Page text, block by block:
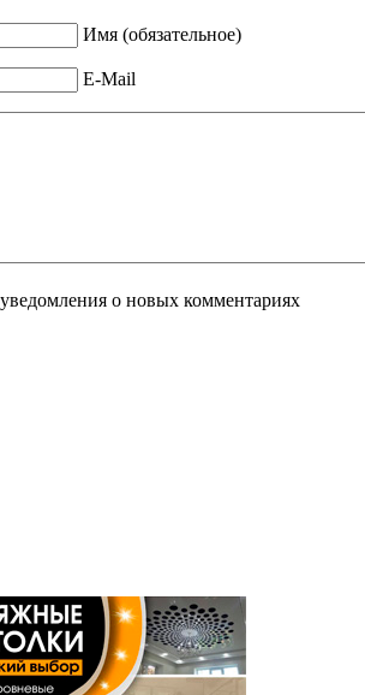
Имя (обязательное)
E-Mail
о новых комментариях